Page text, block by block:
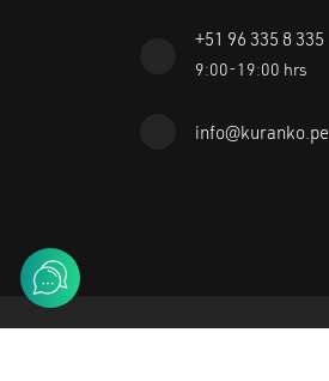
+51 96 335 8 335
9:00-19:00 hrs
info@kuranko.pe